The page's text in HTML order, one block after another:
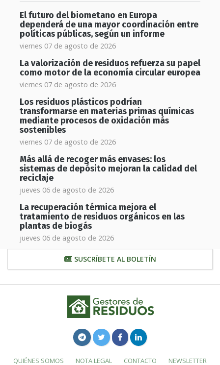
El futuro del biometano en Europa
dependerá de una mayor coordinación entre
políticas públicas, según un informe
viernes 07 de agosto de 2026
La valorización de residuos refuerza su papel
como motor de la economía circular europea
viernes 07 de agosto de 2026
Los residuos plásticos podrían
transformarse en materias primas químicas
mediante procesos de oxidación más
sostenibles
viernes 07 de agosto de 2026
Más allá de recoger más envases: los
sistemas de depósito mejoran la calidad del
reciclaje
jueves 06 de agosto de 2026
La recuperación térmica mejora el
tratamiento de residuos orgánicos en las
plantas de biogás
jueves 06 de agosto de 2026
SUSCRÍBETE AL BOLETÍN
QUIÉNES SOMOS NOTA LEGAL CONTACTO NEWSLETTER